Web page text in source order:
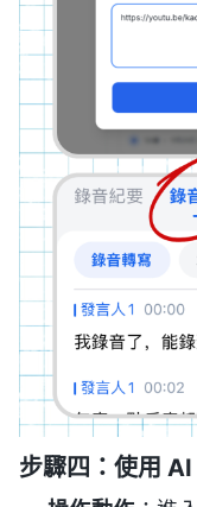
步驟四：使用